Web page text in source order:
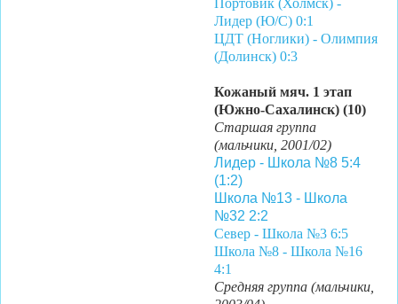
Портовик (Холмск) -
Лидер (Ю/С) 0:1
ЦДТ (Ноглики) - Олимпия
(Долинск) 0:3
Кожаный мяч. 1 этап
(Южно-Сахалинск) (10)
Старшая группа
(мальчики, 2001/02)
Лидер - Школа №8 5:4
(1:2)
Школа №13 - Школа
№32 2:2
Север - Школа №3 6:5
Школа №8 - Школа №16
4:1
Средняя группа (мальчики,